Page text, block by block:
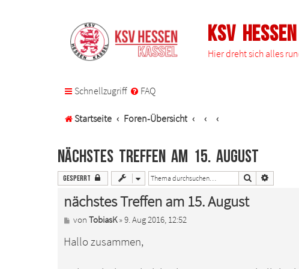
KSV
Hier dreht sich alles
Schnellzugriff FAQ
Startseite Foren-Übersicht
nächstes Treffen am 15. August
Gesperrt Suche
nächstes Treffen am 15. August
B
i
von TobiasK»9. Aug 2016, 12:52
Hallo zusammen,